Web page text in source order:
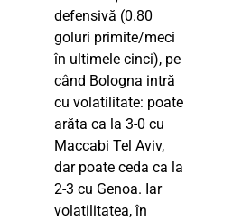
defensivă (0.80
goluri primite/meci
în ultimele cinci), pe
când Bologna intră
cu volatilitate: poate
arăta ca la 3-0 cu
Maccabi Tel Aviv,
dar poate ceda ca la
2-3 cu Genoa. Iar
volatilitatea, în